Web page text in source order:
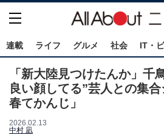
連載 ライフ グルメ 社会 IT・
「新大陸見つけたんか」千
良い顔してる”芸人との集
春てかんじ」
2026.02.13
中村 凪